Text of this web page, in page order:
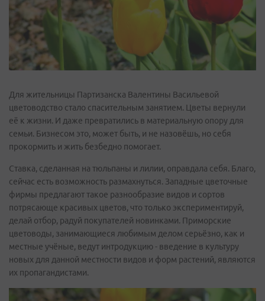
Для жительницы Партизанска Валентины Васильевой
цветоводство стало спасительным занятием. Цветы вернули
её к жизни. И даже превратились в материальную опору для
семьи. Бизнесом это, может быть, и не назовёшь, но себя
прокормить и жить безбедно помогает.
Ставка, сделанная на тюльпаны и лилии, оправдала себя. Благо,
сейчас есть возможность размахнуться. Западные цветочные
фирмы предлагают такое разнообразие видов и сортов
потрясающе красивых цветов, что только экспериментируй,
делай отбор, радуй покупателей новинками. Приморские
цветоводы, занимающиеся любимым делом серьёзно, как и
местные учёные, ведут интродукцию - введение в культуру
новых для данной местности видов и форм растений, являются
их пропагандистами.